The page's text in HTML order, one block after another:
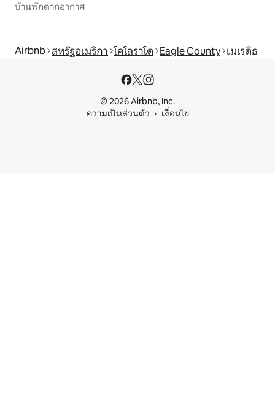
บ้านพักตากอากาศ
Airbnb สหรัฐอเมริกา โคโลราโด Eagle County เมเรดิธ
© 2026 Airbnb, Inc.
ความเป็นส่วนตัว
เงื่อนไข